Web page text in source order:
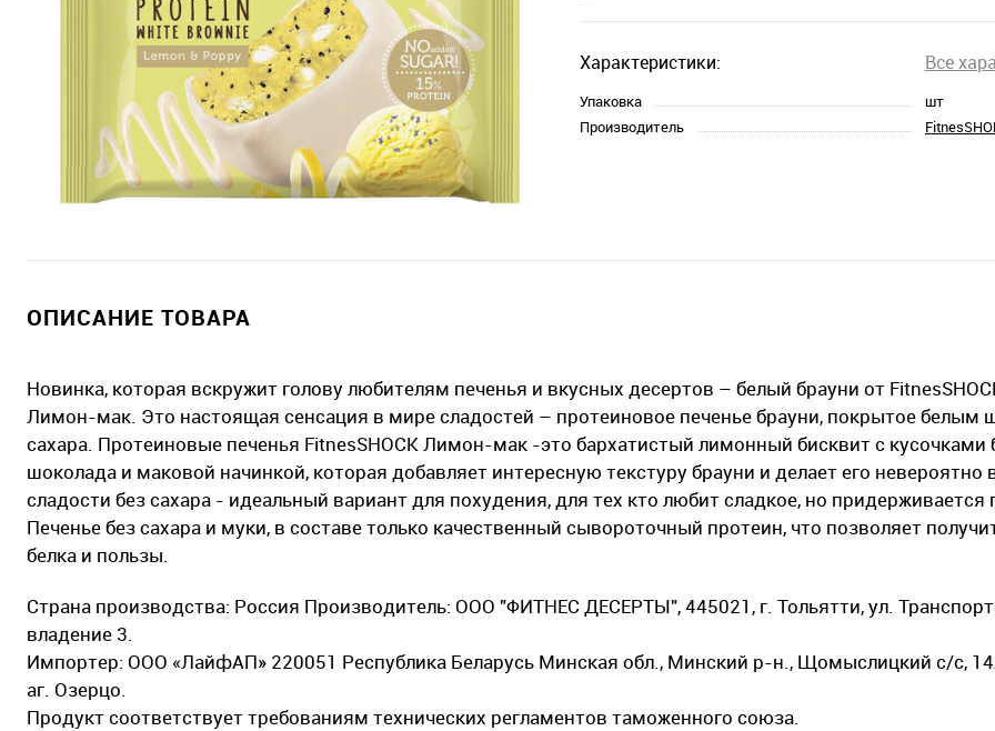
Характеристики: Все
Упаковка
шт
Производитель
ОПИСАНИЕ ТОВАРА
Новинка, которая вскружит голову любителям печенья и вкусных десертов – белый брауни от
Лимон-мак. Это настоящая сенсация в мире сладостей – протеиновое печенье брауни, покрытое белым
сахара. Протеиновые печенья FitnesSHOCK Лимон-мак -это бархатистый лимонный бисквит с кусочками
шоколада и маковой начинкой, которая добавляет интересную текстуру брауни и делает его невероятно
сладости без сахара - идеальный вариант для похудения, для тех кто любит сладкое, но придерживается
Печенье без сахара и муки, в составе только качественный сывороточный протеин, что позволяет
белка и пользы.
Страна производства: Россия Производитель: ООО "ФИТНЕС ДЕСЕРТЫ", 445021, г. Тольятти, ул.
владение 3.
Импортер: ООО «ЛайфАП» 220051 Республика Беларусь Минская обл., Минский р-н., Щомыслицкий с/с,
аг. Озерцо.
Продукт соответствует требованиям технических регламентов таможенного союза.